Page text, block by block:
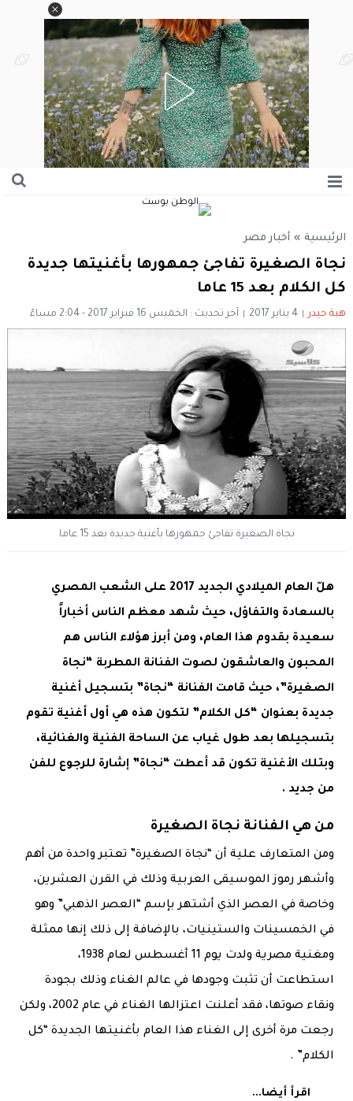
الرئيسية » أخبار مصر
نجاة الصغيرة تفاجئ جمهورها بأغنيتها جديدة
كل الكلام بعد 15 عاما
هبة حيدر 4 يناير 2017 آخر تحديث : الخميس 16 فبراير 2017 - 2:04 مساءً
نجاة الصغيرة تفاجئ جمهورها بأغنية جديدة بعد 15 عاما
هلّ العام الميلادي الجديد 2017 على الشعب المصري
بالسعادة والتفاؤل، حيث شهد معظم الناس أخباراً
سعيدة بقدوم هذا العام، ومن أبرز هؤلاء الناس هم
المحبون والعاشقون لصوت الفنانة المطربة “نجاة
الصغيرة”، حيث قامت الفنانة “نجاة” بتسجيل أغنية
جديدة بعنوان “كل الكلام” لتكون هذه هي أول أغنية تقوم
بتسجيلها بعد طول غياب عن الساحة الفنية والغنائية،
وبتلك الأغنية تكون قد أعطت “نجاة” إشارة للرجوع للفن
من جديد .
من هي الفنانة نجاة الصغيرة
ومن المتعارف علية أن “نجاة الصغيرة” تعتبر واحدة من أهم
وأشهر رموز الموسيقى العربية وذلك في القرن العشرين،
وخاصة في العصر الذي أشتهر بإسم “العصر الذهبي” وهو
في الخمسينات والستينيات، بالإضافة إلى ذلك إنها ممثلة
ومغنية مصرية ولدت يوم 11 أغسطس لعام 1938،
استطاعت أن تثبت وجودها في عالم الغناء وذلك بجودة
ونقاء صوتها، فقد أعلنت اعتزالها الغناء في عام 2002، ولكن
رجعت مرة أخرى إلى الغناء هذا العام بأغنيتها الجديدة “كل
الكلام” .
اقرأ أيضا...